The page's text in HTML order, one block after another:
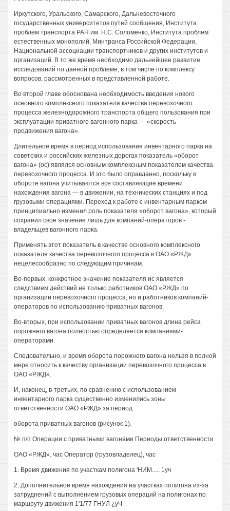
Иркутского, Уральского, Самарского, Дальневосточного
государственных университетов путей сообщения, Института
проблем транспорта РАН им. Н.С. Соломенко, Института проблем
естественных монополий, Минтранса Российской Федерации,
Национальной ассоциации транспортников и других институтов и
организаций. В то же время необходимо дальнейшее развитие
исследований по данной проблеме, в том числе по комплексу
вопросов, рассмотренных в представленной работе.
Во второй главе обоснована необходимость введения нового
основного комплексного показателя качества перевозочного
процесса железнодорожного транспорта общего пользования при
эксплуатации приватного вагонного парка — «скорость
продвижения вагона».
Длительное время в период использования инвентарного парка на
советских и российских железных дорогах показатель «оборот
вагона» (ос) являлся основным комплексным показателем качества
перевозочного процесса. И это было оправданно, поскольку в
обороте вагона учитываются все составляющие времени
нахождения вагона — в движении, на технических станциях и под
грузовыми операциями. Переход к работе с инвентарным парком
принципиально изменил роль показателя «оборот вагона», который
сохранил свое значение лишь для компаний-операторов -
владельцев вагонного парка.
Применять этот показатель в качестве основного комплексного
показателя качества перевозочного процесса в ОАО «РЖД»
нецелесообразно по следующим причинам.
Во-первых, конкретное значение показателя ис является
следствием действий не только работников ОАО «РЖД» по
организации перевозочного процесса, но и работников компаний-
операторов по использованию приватных вагонов.
Во-вторых, при использовании приватных вагонов длина рейса
порожнего вагона полностью определяется компаниями-
операторами.
Следовательно, и время оборота порожнего вагона нельзя в полной
мере относить к качеству организации перевозочного процесса в
ОАО «РЖД».
И, наконец, в-третьих, по сравнению с использованием
инвентарного парка существенно изменились зоны
ответственности ОАО «РЖД» за период
оборота приватных вагонов (рисунок 1).
№ п/п Операции с приватными вагонами Периоды ответственности
ОАО «РЖД». час Оператор (грузовладелец), час
1. Время движения по участкам полигона 'НИМ..... 1уч
2. Дополнительное время нахождения на участках полигона из-за
затруднений с выполнением грузовых операций на полигонах по
маршруту движения 1'1/77 ГНУЛ ¿уЧ